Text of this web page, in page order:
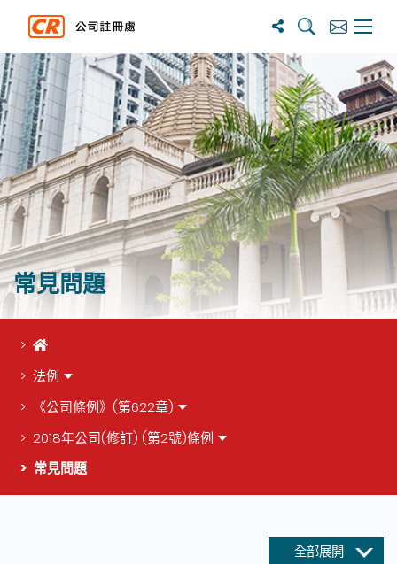
搜寻 订阅主选
常見問題
首頁
法例
《公司條例》(第622章)
2018年公司(修訂) (第2號)條例
常見問題
全部展開